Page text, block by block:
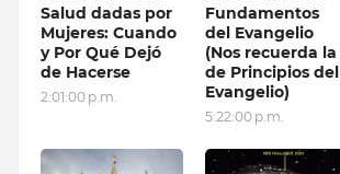
Salud dadas por
Mujeres: Cuando
y Por Qué Dejó
de Hacerse
2:01:00 p.m.
Fundamentos
del Evangelio
(Nos recuerda la
de Principios del
Evangelio)
5:22:00 p.m.